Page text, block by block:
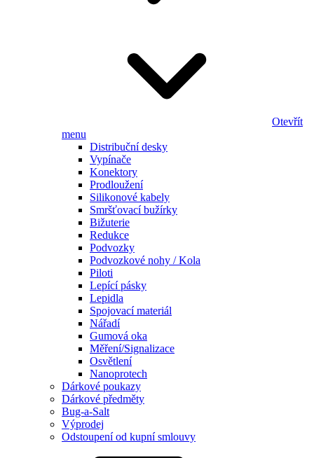
Otevřít
menu
Distribuční desky
Vypínače
Konektory
Prodloužení
Silikonové kabely
Smršťovací bužírky
Bižuterie
Redukce
Podvozky
Podvozkové nohy / Kola
Piloti
Lepící pásky
Lepidla
Spojovací materiál
Nářadí
Gumová oka
Měření/Signalizace
Osvětlení
Nanoprotech
Dárkové poukazy
Dárkové předměty
Bug-a-Salt
Výprodej
Odstoupení od kupní smlouvy